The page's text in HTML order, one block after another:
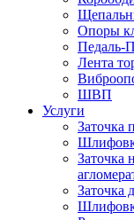
Опоры
Лента
ШВП
Услуги
Заточка
Заточка
Заточка